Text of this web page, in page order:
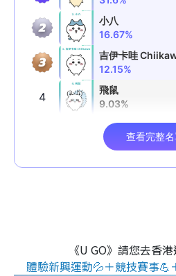
《U GO》請您去香
體驗新興運動💦＋競技賽事💪